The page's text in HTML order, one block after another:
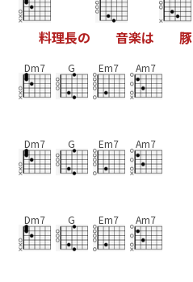
料理長の 音楽は 豚
Dm7 G Em7 Am7
Dm7 G Em7 Am7
Dm7 G Em7 Am7